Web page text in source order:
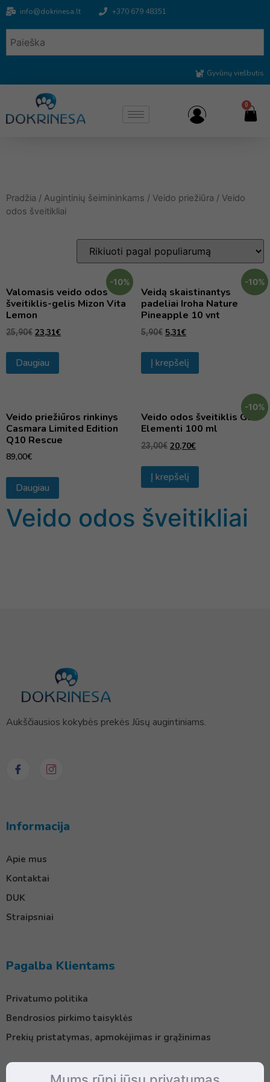
info@dokrinesa.lt +370 679 48351
Gyvūnų viešbutis
0
Pradžia / Augintinių šeimininkams / Veido priežiūra / Veido
odos šveitikliai
-10%
Valomasis veido odos
šveitiklis-gelis Mizon Vita
Lemon
25,90€ 23,31€
Daugiau
-10%
Veidą skaistinantys
padeliai Iroha Nature
Pineapple 10 vnt
5,90€ 5,31€
Į krepšelį
Veido priežiūros rinkinys
Casmara Limited Edition
Q10 Rescue
89,00€
Daugiau
-10%
Veido odos šveitiklis Gli
Elementi 100 ml
23,00€ 20,70€
Į krepšelį
Veido odos šveitikliai
Aukščiausios kokybės prekės Jūsų augintiniams.
Informacija
Apie mus
Kontaktai
DUK
Straipsniai
Pagalba Klientams
Privatumo politika
Bendrosios pirkimo taisyklės
Prekių pristatymas, apmokėjimas ir grąžinimas